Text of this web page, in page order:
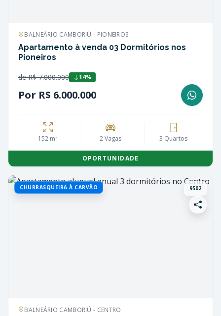
BALNEÁRIO CAMBORIÚ - PIONEIROS
Apartamento à venda 03 Dormitórios nos
Pioneiros
de R$ 7.000.000 14%
Por R$ 6.000.000
152 m² 2 Vagas 3 Quartos
OPORTUNIDADE
CHURRASQUEIRA À CARVÃO 9502
BALNEÁRIO CAMBORIÚ - CENTRO